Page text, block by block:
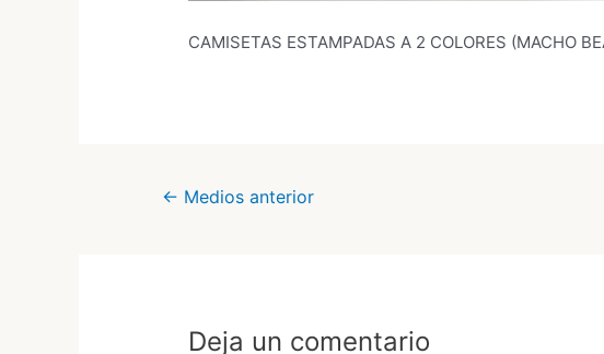
CAMISETAS ESTAMPADAS A 2 COLORES (MACHO
Navegación
← Medios anterior
Deja un comentario